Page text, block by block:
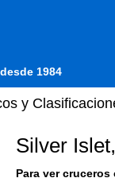
1984
y
Silver
Para ver